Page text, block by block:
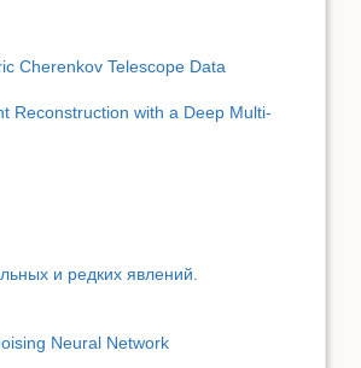
Cherenkov Telescope Data
Reconstruction with a Deep Multi-
и редких явлений.
Neural Network